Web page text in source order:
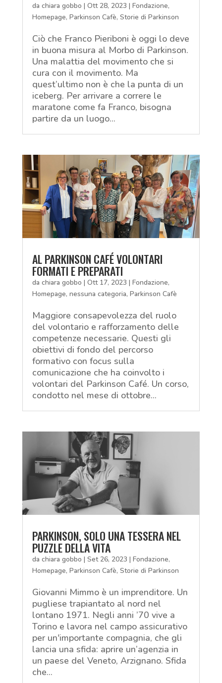
da chiara gobbo | Ott 28, 2023 | Fondazione,
Homepage, Parkinson Cafè, Storie di Parkinson
Ciò che Franco Pieriboni è oggi lo deve
in buona misura al Morbo di Parkinson.
Una malattia del movimento che si
cura con il movimento. Ma
quest’ultimo non è che la punta di un
iceberg. Per arrivare a correre le
maratone come fa Franco, bisogna
partire da un luogo...
AL PARKINSON CAFÉ VOLONTARI
FORMATI E PREPARATI
da chiara gobbo | Ott 17, 2023 | Fondazione,
Homepage, nessuna categoria, Parkinson Cafè
Maggiore consapevolezza del ruolo
del volontario e rafforzamento delle
competenze necessarie. Questi gli
obiettivi di fondo del percorso
formativo con focus sulla
comunicazione che ha coinvolto i
volontari del Parkinson Café. Un corso,
condotto nel mese di ottobre...
PARKINSON, SOLO UNA TESSERA NEL
PUZZLE DELLA VITA
da chiara gobbo | Set 26, 2023 | Fondazione,
Homepage, Parkinson Cafè, Storie di Parkinson
Giovanni Mimmo è un imprenditore. Un
pugliese trapiantato al nord nel
lontano 1971. Negli anni ’70 vive a
Torino e lavora nel campo assicurativo
per un'importante compagnia, che gli
lancia una sfida: aprire un’agenzia in
un paese del Veneto, Arzignano. Sfida
che...